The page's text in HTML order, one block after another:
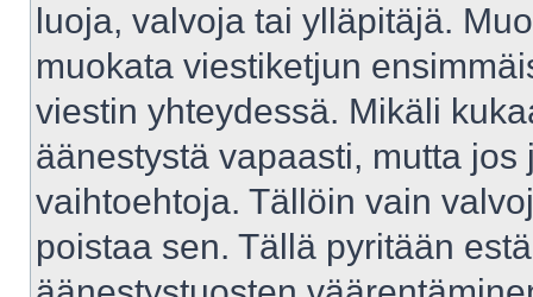
luoja, valvoja tai ylläpitäjä.
muokata viestiketjun
viestin yhteydessä. Mikäli
äänestystä vapaasti, mutta
vaihtoehtoja. Tällöin vain
poistaa sen. Tällä pyritään